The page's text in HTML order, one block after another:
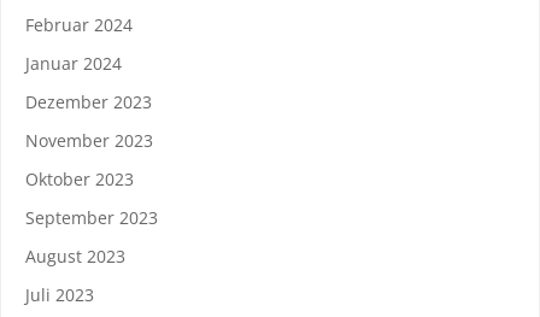
Februar 2024
Januar 2024
Dezember 2023
November 2023
Oktober 2023
September 2023
August 2023
Juli 2023